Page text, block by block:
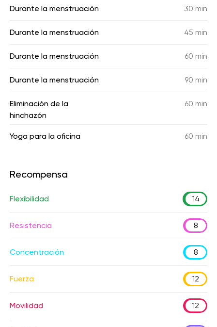
Durante la menstruación 30 min
Durante la menstruación 45 min
Durante la menstruación 60 min
Durante la menstruación 90 min
Eliminación de la
hinchazón
60 min
Yoga para la oficina 60 min
Recompensa
Flexibilidad 14
Resistencia 8
Concentración 8
Fuerza 12
Movilidad 12